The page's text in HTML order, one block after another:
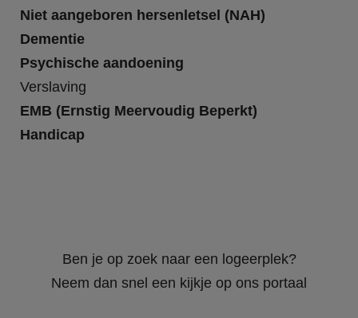
Niet aangeboren hersenletsel (NAH)
Dementie
Psychische aandoening
Verslaving
EMB (Ernstig Meervoudig Beperkt)
Handicap
Ben je op zoek naar een logeerplek?
Neem dan snel een kijkje op ons portaal